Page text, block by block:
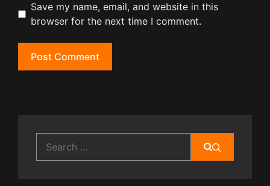
Save my name, email, and website in this
browser for the next time I comment.
for: